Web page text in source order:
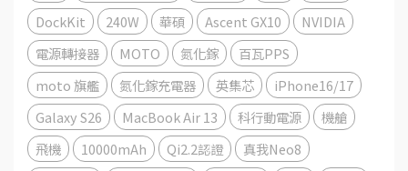
DockKit
240W 華碩 Ascent GX10
NVIDIA
電源轉接器
MOTO 氮化鎵
百瓦PPS
moto 旗艦
氮化鎵充電器 英集芯
iPhone16/17
Galaxy S26
MacBook Air 13 科行動電源
機艙
飛機
10000mAh Qi2.2認證
真我Neo8